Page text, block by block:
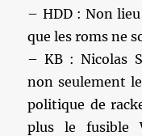
– HDD : Non
que les roms ne
– KB : Nicolas
non seulement
politique de
plus le fusible